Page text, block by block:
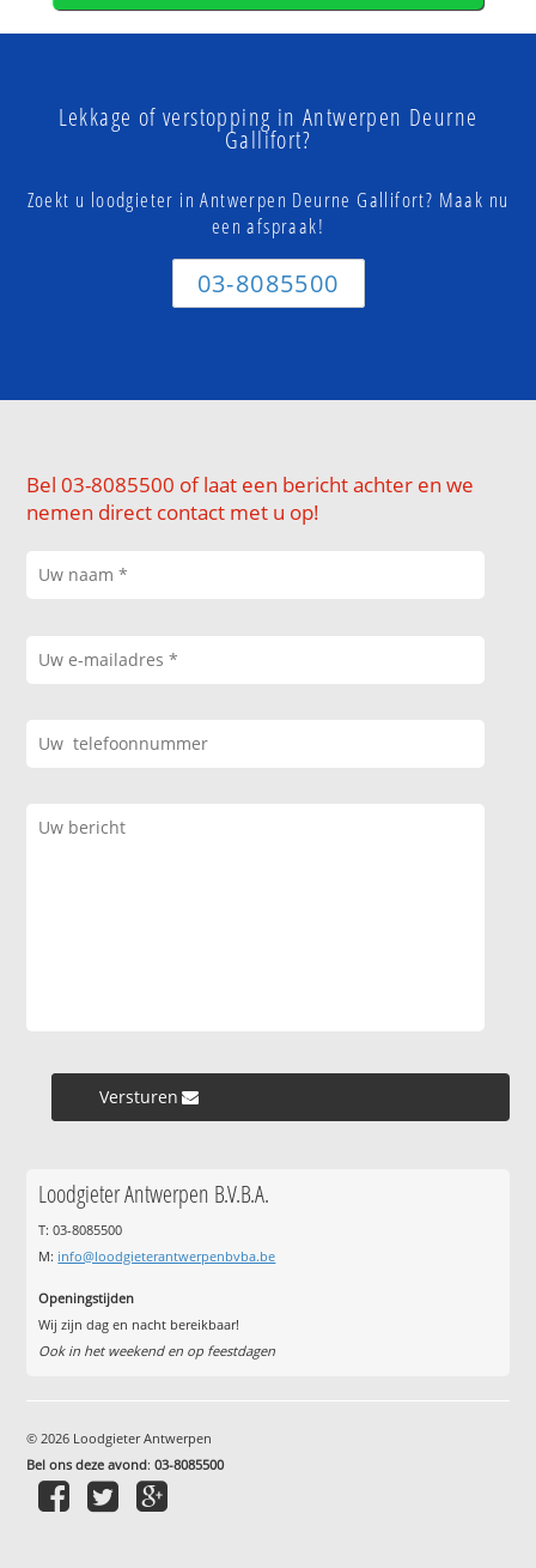
Lekkage of verstopping in Antwerpen Deurne
Gallifort?
Zoekt u loodgieter in Antwerpen Deurne Gallifort? Maak nu
een afspraak!
03-8085500
Bel 03-8085500 of laat een bericht achter en we
nemen direct contact met u op!
Versturen »
Loodgieter Antwerpen B.V.B.A.
T: 03-8085500
M: info@loodgieterantwerpenbvba.be
Openingstijden
Wij zijn dag en nacht bereikbaar!
Ook in het weekend en op feestdagen
© 2026 Loodgieter Antwerpen
Bel ons deze avond:03-8085500